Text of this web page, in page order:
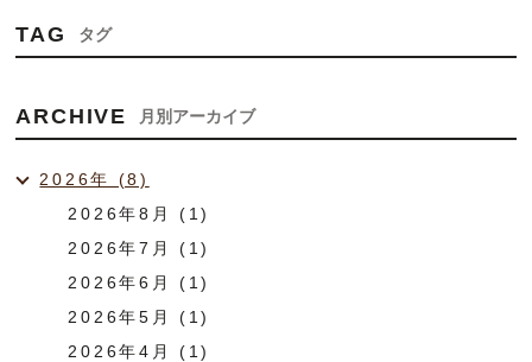
TAG タグ
ARCHIVE 月別アーカイブ
2026年 (8)
2026年8月 (1)
2026年7月 (1)
2026年6月 (1)
2026年5月 (1)
2026年4月 (1)